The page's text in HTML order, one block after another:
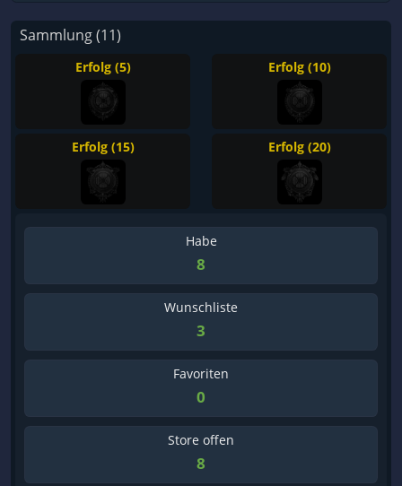
Sammlung (11)
Erfolg (5) Erfolg (10)
Erfolg (15) Erfolg (20)
Habe
8
Wunschliste
3
Favoriten
0
Store offen
8